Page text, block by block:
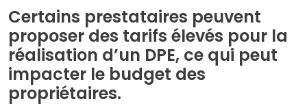
Certains prestataires peuvent
proposer des tarifs élevés pour la
réalisation d’un DPE, ce qui peut
impacter le budget des
propriétaires.